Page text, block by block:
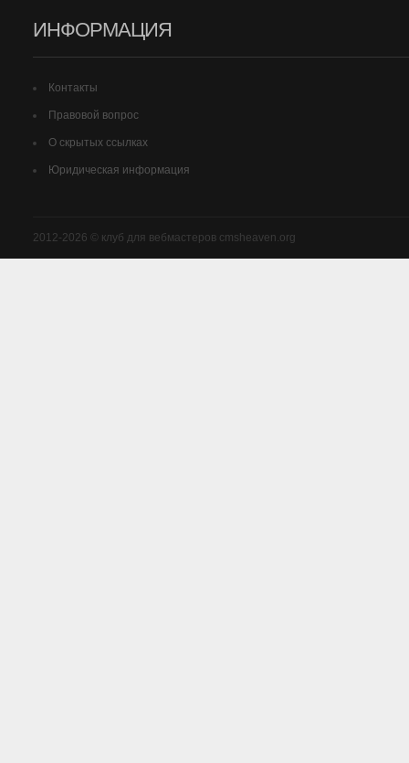
ИНФОРМАЦИЯ
Контакты
Правовой вопрос
О скрытых ссылках
Юридическая информация
2012-2026 © клуб для вебмастеров cmsheaven.org